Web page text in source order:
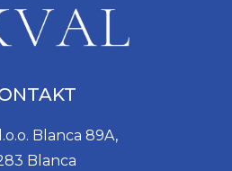
Blanca 89A,
Blanca